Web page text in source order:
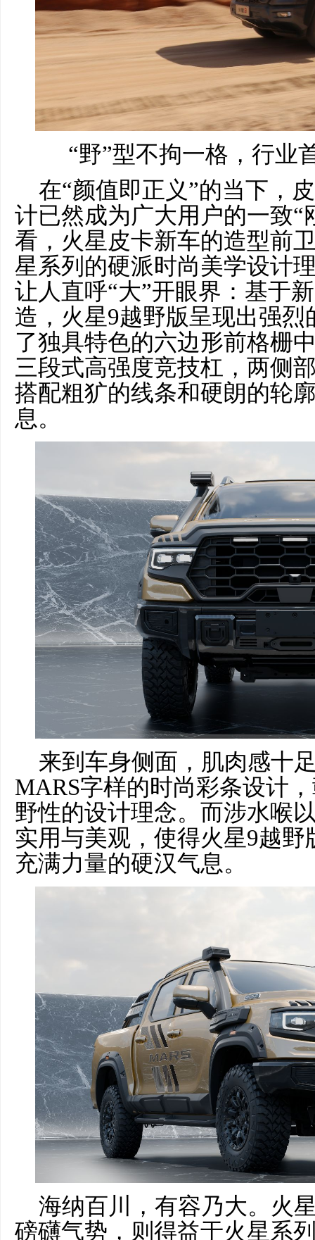
“野”型不拘一格，行业
在“颜值即正义”的当下，
计已然成为广大用户的一致“
看，火星皮卡新车的造型前
星系列的硬派时尚美学设计
让人直呼“大”开眼界：基于
造，火星9越野版呈现出强
了独具特色的六边形前格栅
三段式高强度竞技杠，两侧
搭配粗犷的线条和硬朗的轮
息。
来到车身侧面，肌肉感十
MARS字样的时尚彩条设计
野性的设计理念。而涉水喉
实用与美观，使得火星9越
充满力量的硬汉气息。
海纳百川，有容乃大。火
磅礴气势，则得益于火星系